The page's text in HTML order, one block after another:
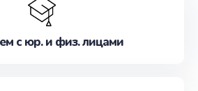
с юр. и физ. лицами